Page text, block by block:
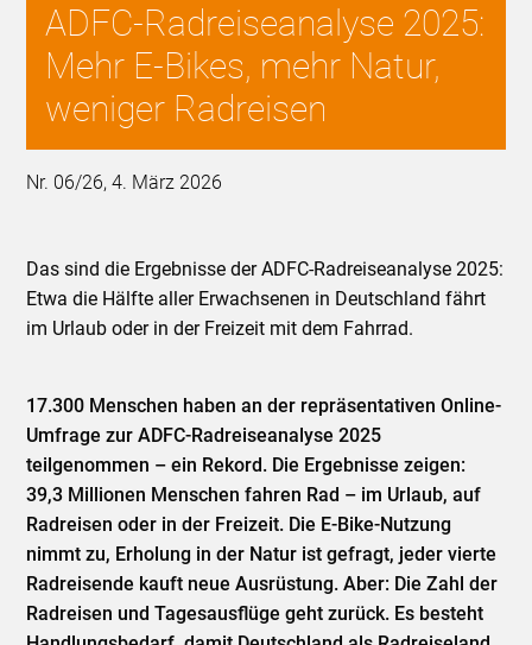
ADFC-Radreiseanalyse 2025:
Mehr E-Bikes, mehr Natur,
weniger Radreisen
Nr. 06/26, 4. März 2026
Das sind die Ergebnisse der ADFC-Radreiseanalyse 2025:
Etwa die Hälfte aller Erwachsenen in Deutschland fährt
im Urlaub oder in der Freizeit mit dem Fahrrad.
17.300 Menschen haben an der repräsentativen Online-
Umfrage zur ADFC-Radreiseanalyse 2025
teilgenommen – ein Rekord. Die Ergebnisse zeigen:
39,3 Millionen Menschen fahren Rad – im Urlaub, auf
Radreisen oder in der Freizeit. Die E-Bike-Nutzung
nimmt zu, Erholung in der Natur ist gefragt, jeder vierte
Radreisende kauft neue Ausrüstung. Aber: Die Zahl der
Radreisen und Tagesausflüge geht zurück. Es besteht